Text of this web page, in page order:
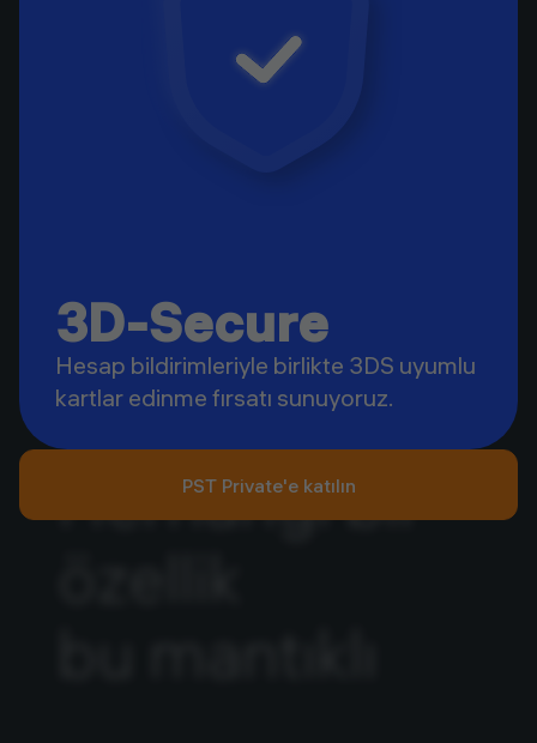
3D-Secure
Hesap bildirimleriyle birlikte 3DS uyumlu
kartlar edinme fırsatı sunuyoruz.
PST Private'e katılın
Herhangi bir